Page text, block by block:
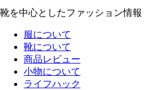
靴を中心としたファッション情報
服について
靴について
商品レビュー
小物について
ライフハック